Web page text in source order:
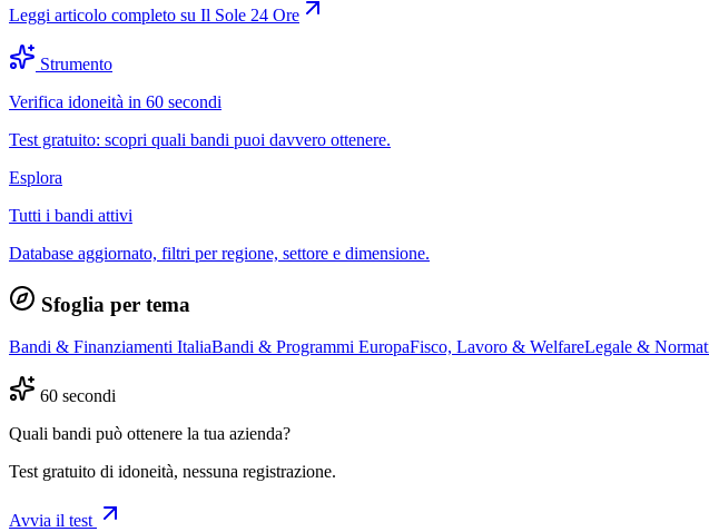
Leggi articolo completo su Il Sole 24 Ore
Strumento
Verifica idoneità in 60 secondi
Test gratuito: scopri quali bandi puoi davvero ottenere.
Esplora
Tutti i bandi attivi
Database aggiornato, filtri per regione, settore e dimensione.
Sfoglia per tema
Bandi & Finanziamenti ItaliaBandi & Programmi EuropaFisco, Lavoro & WelfareLegale &
60 secondi
Quali bandi può ottenere la tua azienda?
Test gratuito di idoneità, nessuna registrazione.
Avvia il test